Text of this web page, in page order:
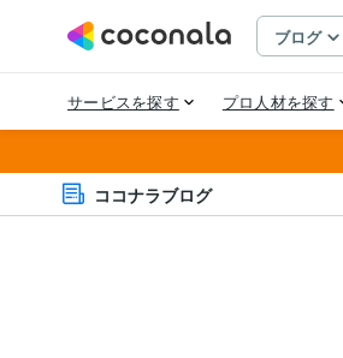
ココナラブログ